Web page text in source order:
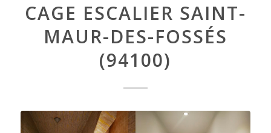
CAGE ESCALIER SAINT-
MAUR-DES-FOSSÉS
(94100)